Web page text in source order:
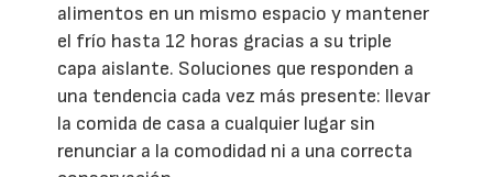
alimentos en un mismo espacio y mantener
el frío hasta 12 horas gracias a su triple
capa aislante. Soluciones que responden a
una tendencia cada vez más presente: llevar
la comida de casa a cualquier lugar sin
renunciar a la comodidad ni a una correcta